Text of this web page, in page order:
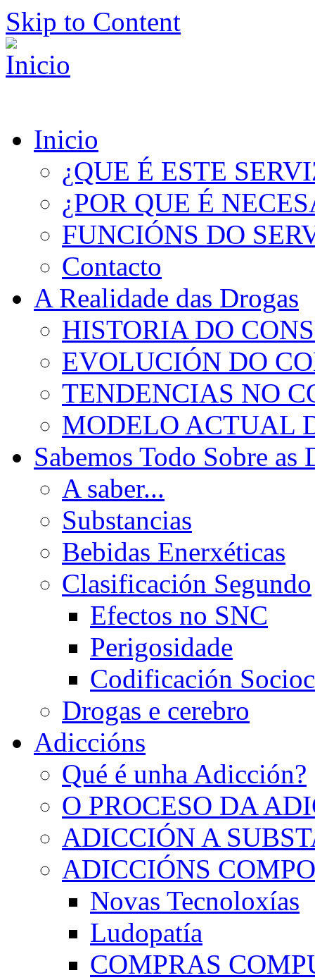
Skip to Content
Inicio
¿QUE É ESTE
¿POR QUE É
FUNCIÓNS DO
Contacto
A Realidade das Drogas
HISTORIA DO
EVOLUCIÓN DO
TENDENCIAS NO
MODELO ACTUAL
Sabemos Todo Sobre as
A saber...
Substancias
Bebidas Enerxéticas
Clasificación Segundo
Efectos no SNC
Perigosidade
Codificación
Drogas e cerebro
Adiccións
Qué é unha Adicción?
O PROCESO DA
ADICCIÓN A
ADICCIÓNS
Novas Tecnoloxías
Ludopatía
COMPRAS